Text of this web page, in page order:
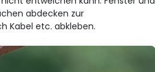
abdecken zur
Kabel etc. abkleben.